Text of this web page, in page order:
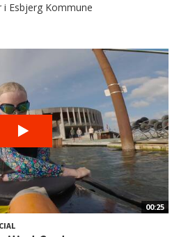
i Esbjerg Kommune
00:25